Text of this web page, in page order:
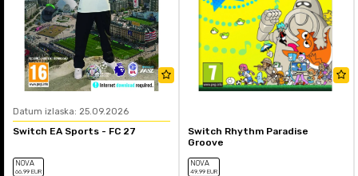
Datum izlaska: 25.09.2026
Switch EA Sports - FC 27
NOVA
66,99 EUR
Switch Rhythm Paradise
Groove
NOVA
49,99 EUR